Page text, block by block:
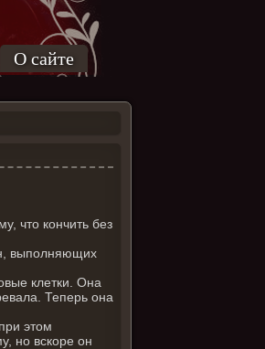
О сайте
что кончить без
выполняющих
клетки. Она
Теперь она
этом
но вскоре он